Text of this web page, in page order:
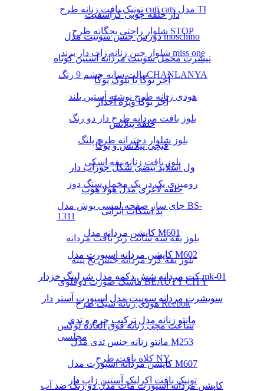
تونیک بافت زنانه طرح cuti cats مدل TI
شلوار راحتی بچگانه طرح STOP
شلوار جین زنانه زاپ دار برند miss one
پالت سایه چشم 9 رنگ CHANLANYA
هودی زنانه طرح نوشته آستین بلند
بلوز بافت مردانه طرح دار دو رنگ
بلوز شلوار دخترانه طرح پلنگ
بلوز بافت زنانه یقه اسکی
رومیزی یک در یک مخمل سنگ دوز
چای ساز صفحه لمسی بوش مدل BS-
1311
بلوز یقه سه سانت ریز بافت مردانه
بلوز یقه گرد مردانه جنس نخ پنبه
ماسک صورت دوقلوی BEAUTY CITY
هودی زنانه شیک طرح Reebok
ساعت مچی زنانه فوق العاده لوکس
مجلسی
کلاه بافت طرح NY
تونیک بافت اکرلیک آستین زاپ دار
دار حلقه چوبی کراسفیت
دورس جنس سوییت مدل moschino
تیشرت مخمل سوییت مردانه آستین کوتاه
آجر یوگا یا بلوک یوگا
آجر یوگا ویژه آجدار
حلقه پیلاتس
قیچی پیلاتس و یوگا
ول اسلاید بیضی شکل جوراب دار
حلقه لاغری مدل هولا هوپ
پد اسکات ایرانی
کاپشن مردانه مدل M601
کاپشن مردانه اسپورت مدل M602
کت مردانه شش دکمه مدل شرلینگ خزدار mk-01
سویشرت مردانه سوییت مدل اسپورت آستر دار
مانتو زنانه مدل ترکیب چرم و تدی
مانتو زنانه جنس تدی مدل M253
کاپشن مردانه اسپورت مدل M607
کاپشن مردانه اسپورت مات مدل دو رنگ ضد آب